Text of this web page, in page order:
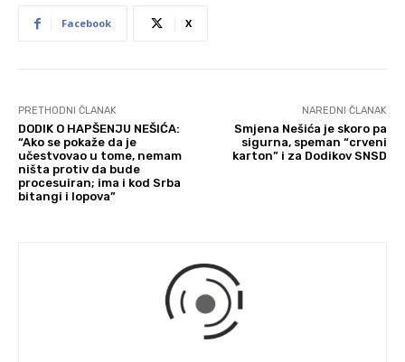
Facebook X
PRETHODNI ČLANAK
DODIK O HAPŠENJU NEŠIĆA:
“Ako se pokaže da je
učestvovao u tome, nemam
ništa protiv da bude
procesuiran; ima i kod Srba
bitangi i lopova”
NAREDNI ČLANAK
Smjena Nešića je skoro pa
sigurna, speman “crveni
karton” i za Dodikov SNSD